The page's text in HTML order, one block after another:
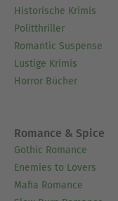
Historische Krimis
Politthriller
Romantic Suspense
Lustige Krimis
Horror Bücher
Romance & Spice
Gothic Romance
Enemies to Lovers
Mafia Romance